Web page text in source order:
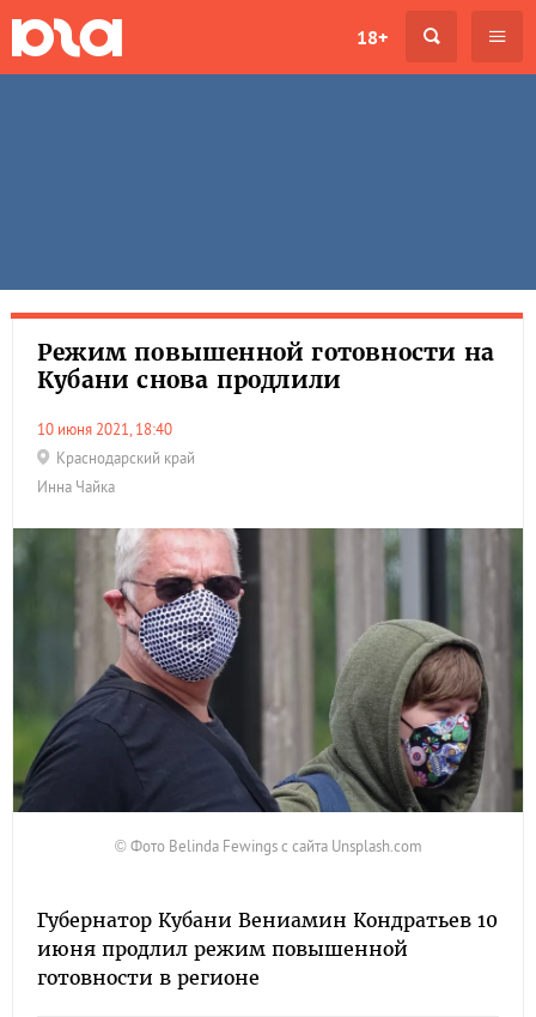
18+
Режим повышенной готовности на
Кубани снова продлили
10 июня 2021, 18:40
Краснодарский край
Инна Чайка
© Фото Belinda Fewings с сайта Unsplash.com
Губернатор Кубани Вениамин Кондратьев 10
июня продлил режим повышенной
готовности в регионе